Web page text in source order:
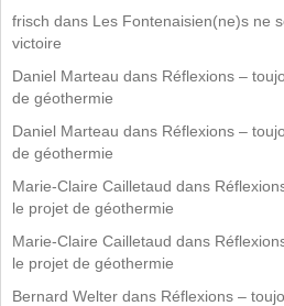
frisch dans Les Fontenaisien(ne)s ne
victoire
Daniel Marteau dans Réflexions –
de géothermie
Daniel Marteau dans Réflexions –
de géothermie
Marie-Claire Cailletaud dans
le projet de géothermie
Marie-Claire Cailletaud dans
le projet de géothermie
Bernard Welter dans Réflexions –